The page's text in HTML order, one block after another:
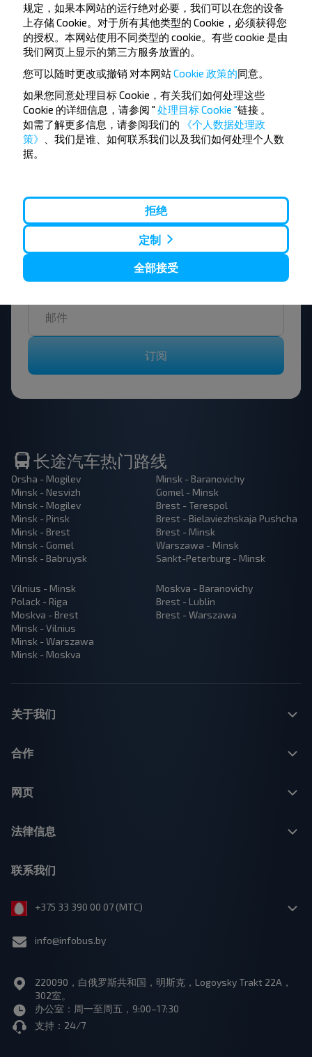
Zelva
Bialystok
购买
Zelva
Pruzhany
购买
想要更便宜的旅行
吗？
不要错过INFOBUS的特殊优惠，折扣和其他有趣的
优惠。 订阅接收新消息，和我们一起旅行更便宜！
订阅
长途汽车热门路线
Orsha - Mogilev
Minsk - Nesvizh
Minsk - Mogilev
Minsk - Pinsk
Minsk - Brest
Minsk - Gomel
Minsk - Babruysk
Minsk - Baranovichy
Gomel - Minsk
Brest - Terespol
Brest - Bielaviezhskaja Pushcha
Brest - Minsk
Warszawa - Minsk
Sankt-Peterburg - Minsk
Vilnius - Minsk
Polack - Riga
Moskva - Brest
Minsk - Vilnius
Minsk - Warszawa
Minsk - Moskva
Moskva - Baranovichy
Brest - Lublin
Brest - Warszawa
关于我们
合作
网页
法律信息
联系我们
+375 33 390 00 07 (МТС)
info@infobus.by
220090，白俄罗斯共和国，明斯克，Logoysky Trakt 22A，
302室。
办公室：周一至周五，9:00–17:30
支持：24/7
规定，如果本网站的运行绝对必要，我们可以在您的设备
上存储 Cookie。对于所有其他类型的 Cookie，必须获得您
的授权。本网站使用不同类型的 cookie。有些 cookie 是由
我们网页上显示的第三方服务放置的。
您可以随时更改或撤销 对本网站Cookie 政策的同意。
如果您同意处理目标 Cookie，有关我们如何处理这些
Cookie 的详细信息，请参阅 " 处理目标 Cookie "链接 。
如需了解更多信息，请参阅我们的
《个人数据处理政
策》
、我们是谁、如何联系我们以及我们如何处理个人数
据。
拒绝
定制
全部接受